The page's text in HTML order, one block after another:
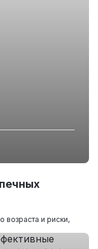
возраста и риски,